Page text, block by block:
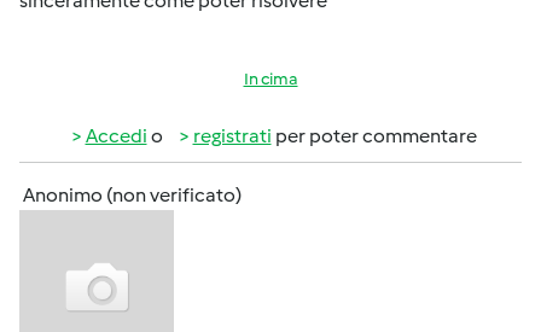
In cima
Accedi o registrati per poter commentare
Anonimo (non verificato)